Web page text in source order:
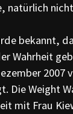
natürlich
bekannt,
Wahrheit
2007
Die Weight
mit Frau